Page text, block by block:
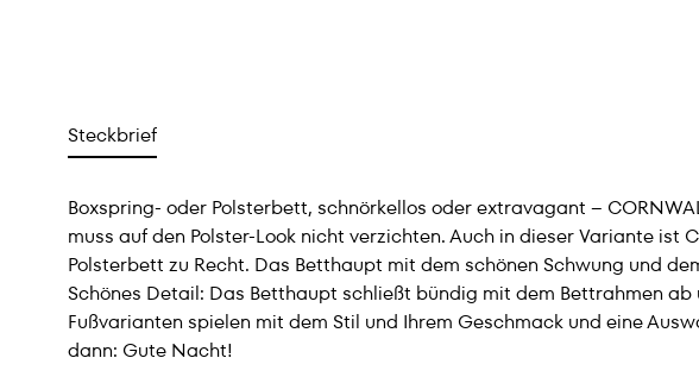
Steckbrief
Boxspring- oder Polsterbett, schnörkellos oder extravagant –
muss auf den Polster-Look nicht verzichten. Auch in dieser Variante
Polsterbett zu Recht. Das Betthaupt mit dem schönen Schwung und
Schönes Detail: Das Betthaupt schließt bündig mit dem Bettrahmen
Fußvarianten spielen mit dem Stil und Ihrem Geschmack und eine
dann: Gute Nacht!